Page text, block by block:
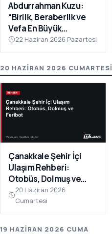
Abdurrahman Kuzu:
“Birlik, Beraberlik ve
Vefa En Büyük
Gücümüzdür
22 Haziran 2026 Pazartesi
20 HAZIRAN 2026 CUMARTESI
Çanakkale Şehir İçi
Ulaşım Rehberi:
Otobüs, Dolmuş ve
Feribot
20 Haziran 2026
Cumartesi
19 HAZIRAN 2026 CUMA